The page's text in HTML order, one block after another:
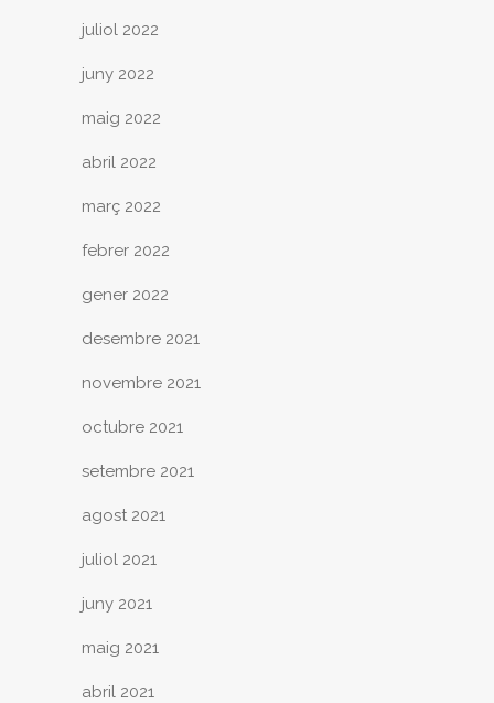
juliol 2022
juny 2022
maig 2022
abril 2022
març 2022
febrer 2022
gener 2022
desembre 2021
novembre 2021
octubre 2021
setembre 2021
agost 2021
juliol 2021
juny 2021
maig 2021
abril 2021